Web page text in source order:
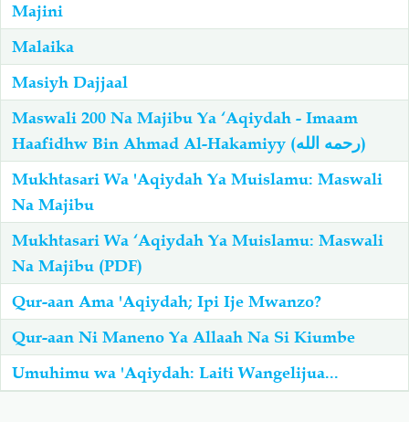
Majini
Malaika
Masiyh Dajjaal
Maswali 200 Na Majibu Ya ‘Aqiydah - Imaam
Haafidhw Bin Ahmad Al-Hakamiyy (رحمه الله)
Mukhtasari Wa 'Aqiydah Ya Muislamu: Maswali
Na Majibu
Mukhtasari Wa ‘Aqiydah Ya Muislamu: Maswali
Na Majibu (PDF)
Qur-aan Ama 'Aqiydah; Ipi Ije Mwanzo?
Qur-aan Ni Maneno Ya Allaah Na Si Kiumbe
Umuhimu wa 'Aqiydah: Laiti Wangelijua...